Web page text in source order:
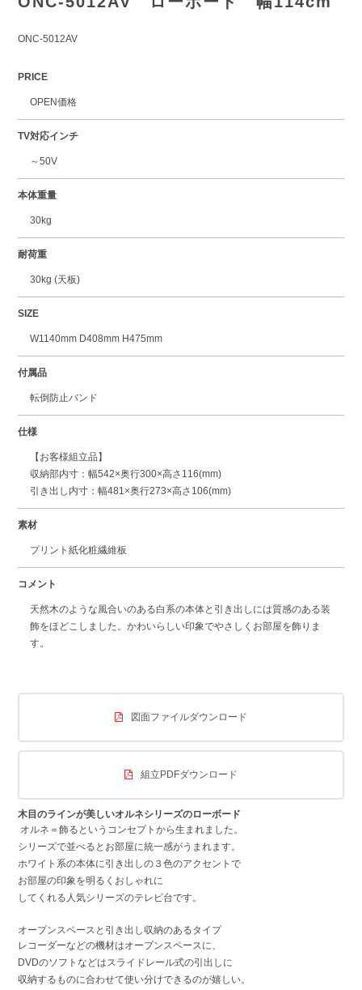
ONC-5012AV
PRICE
OPEN価格
TV対応インチ
～50V
本体重量
30kg
耐荷重
30kg (天板)
SIZE
W1140mm D408mm H475mm
付属品
転倒防止バンド
仕様
【お客様組立品】
収納部内寸：幅542×奥行300×高さ116(mm)
引き出し内寸：幅481×奥行273×高さ106(mm)
素材
プリント紙化粧繊維板
コメント
天然木のような風合いのある白系の本体と引き出しには質感のある装
飾をほどこしました。かわいらしい印象でやさしくお部屋を飾りま
す。
図面ファイルダウンロード
組立PDFダウンロード
木目のラインが美しいオルネシリーズのローボード
オルネ＝飾るというコンセプトから生まれました。
シリーズで並べるとお部屋に統一感がうまれます。
ホワイト系の本体に引き出しの３色のアクセントで
お部屋の印象を明るくおしゃれに
してくれる人気シリーズのテレビ台です。
オープンスペースと引き出し収納のあるタイプ
レコーダーなどの機材はオープンスペースに、
DVDのソフトなどはスライドレール式の引出しに
収納するものに合わせて使い分けできるのが嬉しい。